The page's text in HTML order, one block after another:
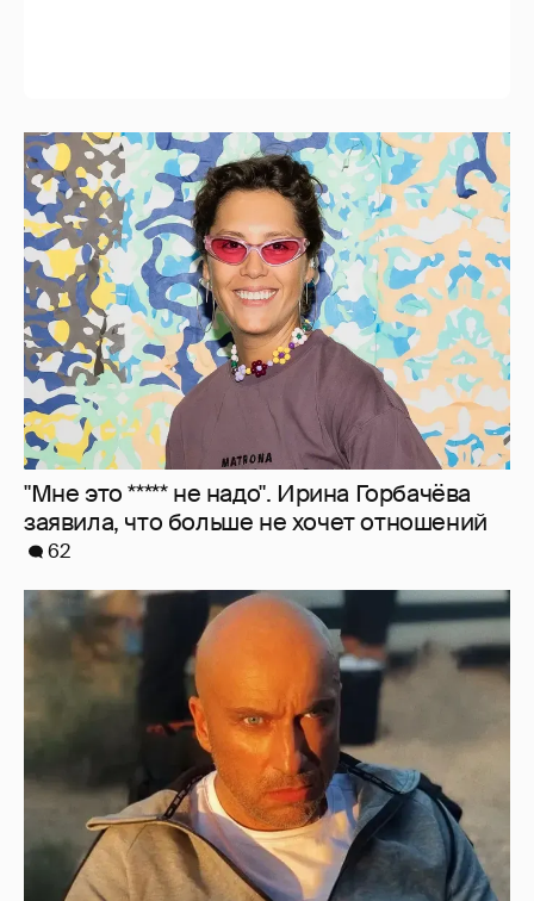
"Я не за кордоном". Дмитрий Нагиев
ответил на слухи о его эмиграции
31
Эмин Агаларов показал, как проводит
время с детьми
16